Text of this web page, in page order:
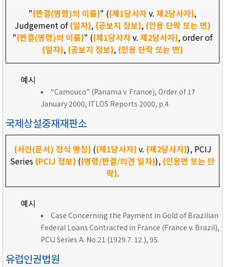
"{판결(명령)의 이름}" ({제1당사자v. 제2당사자},
Judgement of{일자},{공보지 정보},{인용 단락 또는 면}
"{판결(명령)의 이름}" ({제1당사자v. 제2당사자}, order of
{일자},{공보지 정보},{인용 단락 또는 면}
예시
“Camouco” (Panama v. France), Order of 17
January 2000, ITLOS Reports 2000, p.4
국제상설중재재판소
{사건(문서) 정식 명칭}({제1당사자}v. {제2당사자}), PCIJ
Series{PCIJ 정보} ({명령/판결/의견 일자}),{인용면 또는 단
락}.
예시
Case Concerning the Payment in Gold of Brazilian
Federal Loans Contracted in France (France v. Brazil),
PCIJ Series A. No.21 (1929.7. 12.), 95.
유럽인권법원